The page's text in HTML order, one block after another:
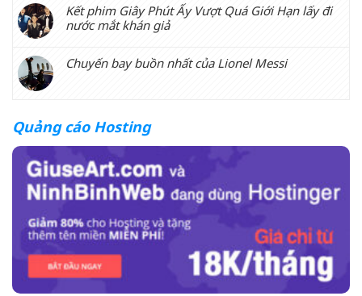
Kết phim Giây Phút Ấy Vượt Quá Giới Hạn lấy đi
nước mắt khán giả
Chuyến bay buồn nhất của Lionel Messi
Quảng cáo Hosting